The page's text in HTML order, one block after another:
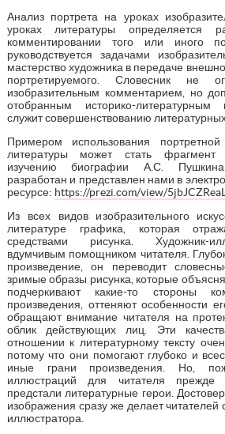
Анализ портрета на уроках
уроках литературы определяется
комментировании того или иного
руководствуется задачами
мастерство художника в передаче
портретируемого. Словесник не
изобразительным комментарием, но
отобранным историко-литературным
служит совершенствованию
Примером использования
литературы может стать фрагмент
изучению биографии А.С.
разработан и представлен нами в
ресурсе: https://prezi.com/view/
Из всех видов изобразительного
литературе графика, которая
средствами рисунка. Художник-
вдумчивым помощником читателя.
произведение, он переводит
зримые образы рисунка, которые
подчеркивают какие-то стороны
произведения, оттеняют особенности
обращают внимание читателя на
облик действующих лиц. Эти
отношении к литературному тексту
потому что они помогают глубоко и
иные грани произведения. Но,
иллюстраций для читателя прежде
предстали литературные герои.
изображения сразу же делает
иллюстратора.